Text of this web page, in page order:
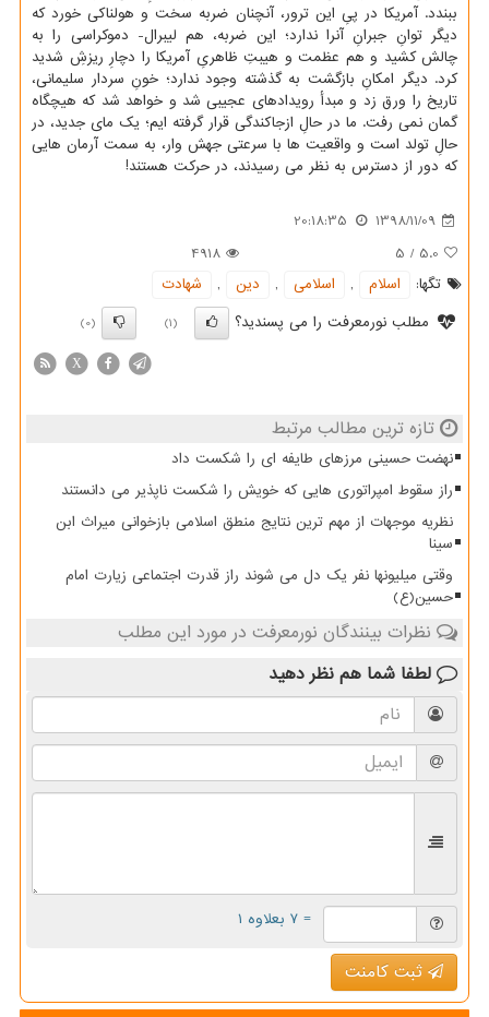
ببندد. آمریكا در پیِ این ترور، آنچنان ضربه سخت و هولناكی خورد كه
دیگر توانِ جبرانِ آنرا ندارد؛ این ضربه، هم لیبرال- دموكراسی را به
چالش كشید و هم عظمت و هیبتِ ظاهریِ آمریكا را دچارِ ریزشِ شدید
كرد. دیگر امكانِ بازگشت به گذشته وجود ندارد؛ خونِ سردار سلیمانی،
تاریخ را ورق زد و مبدأ رویدادهای عجیبی شد و خواهد شد كه هیچگاه
گمان نمی رفت. ما در حالِ ازجاكندگی قرار گرفته ایم؛ یك مای جدید، در
حالِ تولد است و واقعیت ها با سرعتی جهش وار، به سمت آرمان هایی
كه دور از دسترس به نظر می رسیدند، در حركت هستند!
1398/11/09
20:18:35
5.0
/
5
4918
تگها:
اسلام , اسلامی , دین ,
شهادت
مطلب نورمعرفت را می پسندید؟
(1)
(0)
X
تازه ترین مطالب مرتبط
نهضت حسینی مرزهای طایفه ای را شکست داد
راز سقوط امپراتوری هایی که خویش را شکست ناپذیر می دانستند
نظریه موجهات از مهم ترین نتایج منطق اسلامی بازخوانی میراث ابن
سینا
وقتی میلیونها نفر یک دل می شوند راز قدرت اجتماعی زیارت امام
حسین(ع)
نظرات بینندگان نورمعرفت در مورد این مطلب
لطفا شما هم نظر دهید
= ۷ بعلاوه ۱
ثبت کامنت